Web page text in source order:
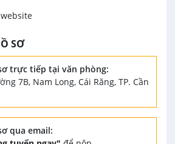
SƠ
trực tiếp tại văn phòng:
7B, Nam Long, Cái Răng, TP. Cần
qua email: